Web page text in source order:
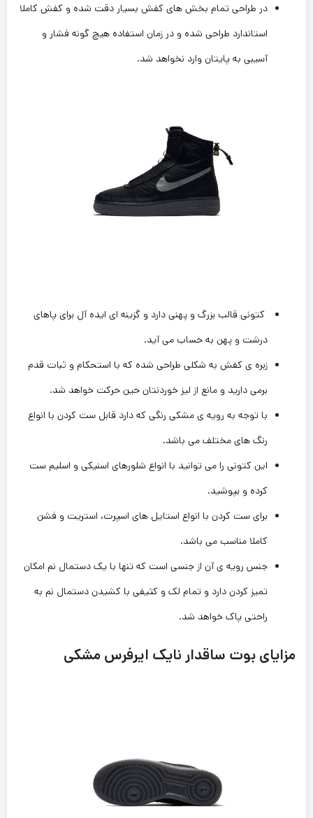
در طراحی تمام بخش های کفش بسیار دقت شده و کفش کاملا
استاندارد طراحی شده و در زمان استفاده هیچ گونه فشار و
آسیبی به پایتان وارد نخواهد شد.
کتونی قالب بزرگ و پهنی دارد و گزینه ای ایده آل برای پاهای
درشت و پهن به حساب می آید.‌
زبره ی کفش به شکلی طراحی شده که با استحکام و ثبات قدم
برمی دارید و مانع از لیز خوردنتان حین ‌حرکت خواهد شد.
با توجه به رویه ی مشکی رنگی که دارد قابل ست کردن با انواع
رنگ های مختلف می باشد.
این کتونی را می توانید با انواع شلورهای اسنیکی و اسلیم ست
کرده و بپوشید.
برای ست کردن با انواع استایل های اسپرت، استریت و فشن
کاملا مناسب می باشد.
جنس رویه ی آن از جنسی است که تنها با یک دستمال نم امکان
تمیز کردن دارد و تمام لک و کثیفی با کشیدن دستمال نم به
راحتی پاک خواهد شد.
مزایای بوت ساقدار نایک ایرفرس مشکی